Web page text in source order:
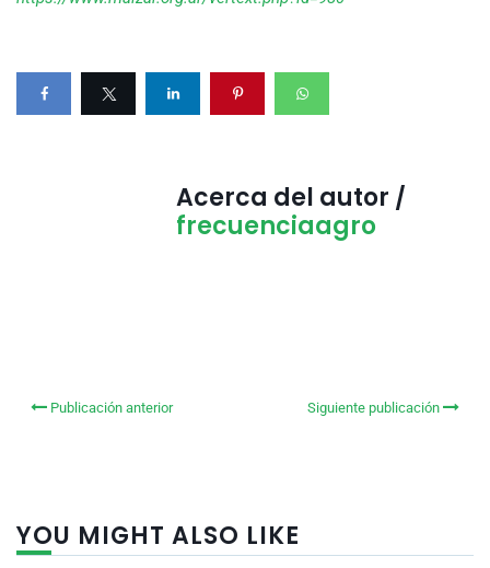
Acerca del autor /
frecuenciaagro
Publicación anterior Siguiente publicación
YOU MIGHT ALSO LIKE